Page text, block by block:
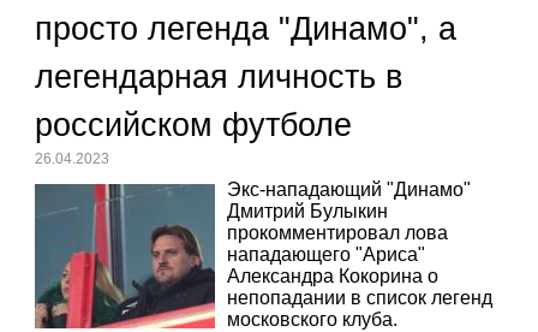
просто легенда "Динамо", а
легендарная личность в
российском футболе
26.04.2023
Экс-нападающий "Динамо"
Дмитрий Булыкин
прокомментировал лова
нападающего "Ариса"
Александра Кокорина о
непопадании в список легенд
московского клуба.